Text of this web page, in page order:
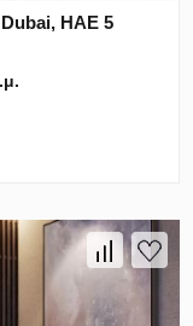
Dubai, ΗΑΕ 5